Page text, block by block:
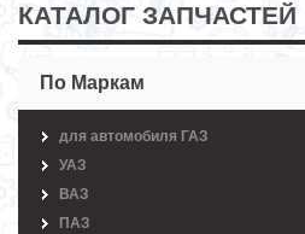
КАТАЛОГ ЗАПЧАСТЕЙ
По Маркам
для автомобиля ГАЗ
УАЗ
ВАЗ
ПАЗ